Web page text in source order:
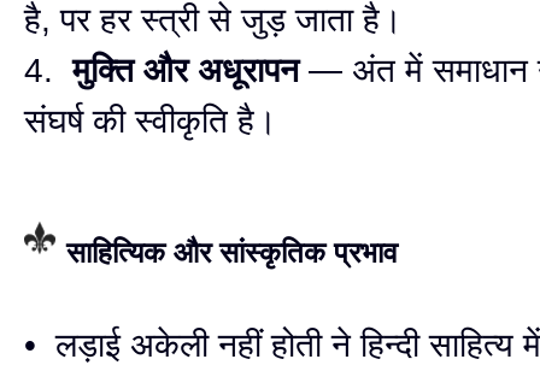
है, पर हर स्त्री से जुड़ जाता है।
4.मुक्ति और अधूरापन— अंत में समाधान
संघर्ष की स्वीकृति है।
साहित्यिक और सांस्कृतिक प्रभाव
• लड़ाई अकेली नहीं होती ने हिन्दी साहित्य